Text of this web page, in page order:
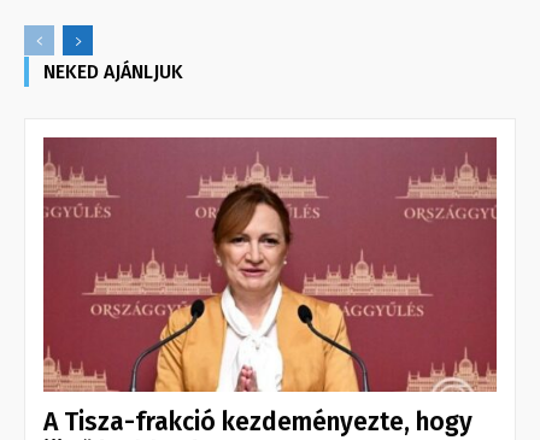
NEKED AJÁNLJUK
A Tisza-frakció kezdeményezte, hogy